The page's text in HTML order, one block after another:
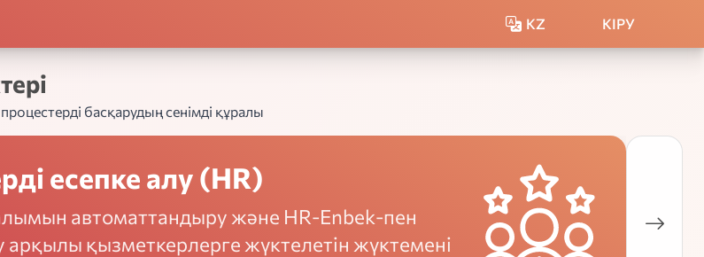
KZ КІРУ
басқарудың сенімді құралы
есепке алу (HR)
автоматтандыру және HR-Enbek-пен
арқылы қызметкерлерге жүктелетін жүктемені